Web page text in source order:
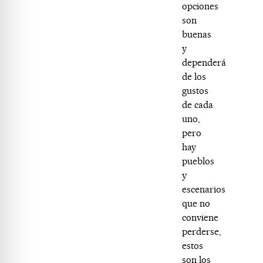
opciones
son
buenas
y
dependerá
de los
gustos
de cada
uno,
pero
hay
pueblos
y
escenarios
que no
conviene
perderse,
estos
son los